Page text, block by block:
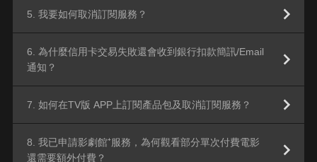
5. 我要如何取消訂閱服務？
6. 為什麼信用卡交易失敗還會收到銀行扣款簡訊/Email
通知？
7. 如何在TV版 APP上訂閱產品包及取消訂閱服務？
8. 我已申請影劇館⁺服務，為何觀看部分單次付費電影
還需要額外付費？